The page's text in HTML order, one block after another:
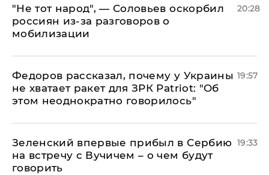
​"Не тот народ", — Соловьев оскорбил
россиян из-за разговоров о
мобилизации
20:28
Федоров рассказал, почему у Украины
не хватает ракет для ЗРК Patriot: "Об
этом неоднократно говорилось"
19:57
Зеленский впервые прибыл в Сербию
на встречу с Вучичем – о чем будут
говорить
19:33